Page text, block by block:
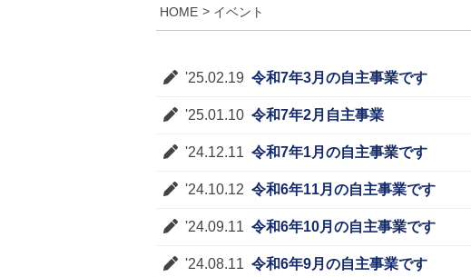
HOME イベント
'25.02.19 令和7年3月の自主事業です
'25.01.10 令和7年2月自主事業
'24.12.11 令和7年1月の自主事業です
'24.10.12 令和6年11月の自主事業です
'24.09.11 令和6年10月の自主事業です
'24.08.11 令和6年9月の自主事業です